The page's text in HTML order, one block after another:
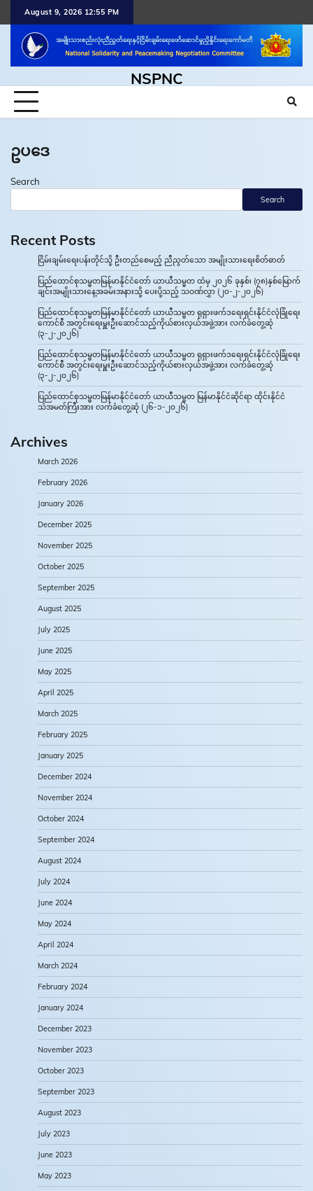
content
August 9, 2026 12:55 PM
NSPNC
ဥပဒေ
Search
Search
Recent Posts
ငြိမ်းချမ်းရေးပန်းတိုင်သို့ ဦးတည်စေမည့် ညီညွတ်သော အမျိုးသားရေးစိတ်ဓာတ်
ပြည်ထောင်စုသမ္မတမြန်မာနိုင်ငံတော် ယာယီသမ္မတ ထံမှ ၂၀၂၆ ခုနှစ်၊ (၇၈)နှစ်မြောက်
ချင်းအမျိုးသားနေ့အခမ်းအနားသို့ ပေးပို့သည့် သဝဏ်လွှာ (၂၀-၂-၂၀၂၆)
ပြည်ထောင်စုသမ္မတမြန်မာနိုင်ငံတော် ယာယီသမ္မတ ရုရှားဖက်ဒရေးရှင်းနိုင်ငံလုံခြုံရေး
ကောင်စီ အတွင်းရေးမှူးဦးဆောင်သည့်ကိုယ်စားလှယ်အဖွဲ့အား လက်ခံတွေ့ဆုံ
(၃-၂-၂၀၂၆)
ပြည်ထောင်စုသမ္မတမြန်မာနိုင်ငံတော် ယာယီသမ္မတ ရုရှားဖက်ဒရေးရှင်းနိုင်ငံလုံခြုံရေး
ကောင်စီ အတွင်းရေးမှူးဦးဆောင်သည့်ကိုယ်စားလှယ်အဖွဲ့အား လက်ခံတွေ့ဆုံ
(၃-၂-၂၀၂၆)
ပြည်ထောင်စုသမ္မတမြန်မာနိုင်ငံတော် ယာယီသမ္မတ မြန်မာနိုင်ငံဆိုင်ရာ ထိုင်းနိုင်ငံ
သံအမတ်ကြီးအား လက်ခံတွေ့ဆုံ (၂၆-၁-၂၀၂၆)
Archives
March 2026
February 2026
January 2026
December 2025
November 2025
October 2025
September 2025
August 2025
July 2025
June 2025
May 2025
April 2025
March 2025
February 2025
January 2025
December 2024
November 2024
October 2024
September 2024
August 2024
July 2024
June 2024
May 2024
April 2024
March 2024
February 2024
January 2024
December 2023
November 2023
October 2023
September 2023
August 2023
July 2023
June 2023
May 2023